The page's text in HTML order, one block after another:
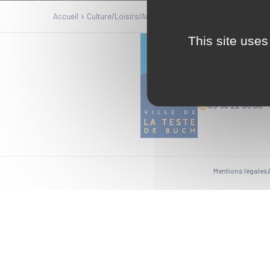
Accueil Culture/Loisirs/Animation
1 Esplanade
05 56 22 35 00
Mentions légales
This site